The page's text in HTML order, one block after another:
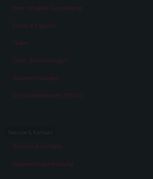
Eine virtuelle Ausstellung
Facts & Figures
Team
Über „Erinnerungen“
Auszeichnungen
Schulwettbewerb 2014/15
Service & Kontakt
Datenschutzerklärung